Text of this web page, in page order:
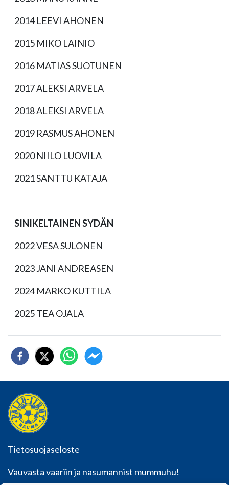
2014 LEEVI AHONEN
2015 MIKO LAINIO
2016 MATIAS SUOTUNEN
2017 ALEKSI ARVELA
2018 ALEKSI ARVELA
2019 RASMUS AHONEN
2020 NIILO LUOVILA
2021 SANTTU KATAJA
SINIKELTAINEN SYDÄN
2022 VESA SULONEN
2023 JANI ANDREASEN
2024 MARKO KUTTILA
2025 TEA OJALA
Tietosuojaseloste
Vauvasta vaariin ja nasumannist mummuhu!